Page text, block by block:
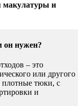
макулатуры и
он нужен?
– это
или другого
плотные тюки, с
и